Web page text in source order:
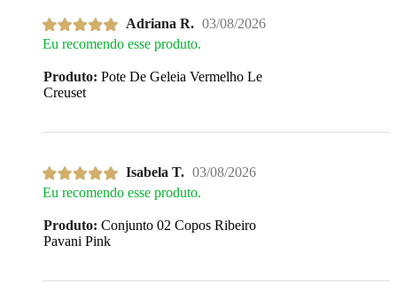
Adriana R. 03/08/2026
Eu recomendo esse produto.
Produto: Pote De Geleia Vermelho Le
Creuset
Isabela T. 03/08/2026
Eu recomendo esse produto.
Produto: Conjunto 02 Copos Ribeiro
Pavani Pink